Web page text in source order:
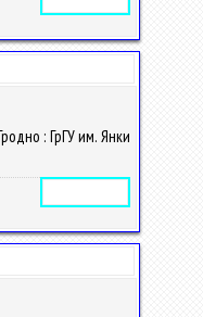
: ГрГУ им. Янки